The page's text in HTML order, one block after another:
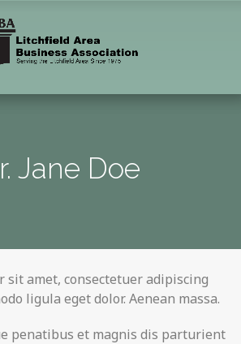
Jane Doe
sit amet, consectetuer adipiscing
ligula eget dolor. Aenean massa.
penatibus et magnis dis parturient